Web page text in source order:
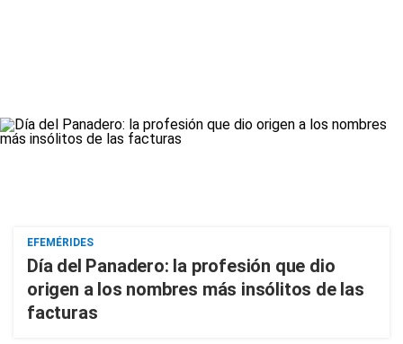
EFEMÉRIDES
Día del Panadero: la profesión que dio
origen a los nombres más insólitos de las
facturas